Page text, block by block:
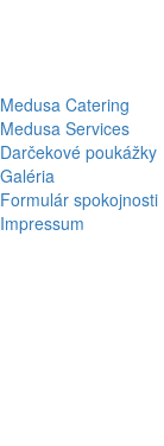
Medusa Catering
Medusa Services
Darčekové poukážky
Galéria
Formulár spokojnosti
Impressum